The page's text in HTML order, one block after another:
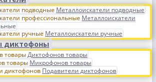
Металлоискатели подводные
Металлоискатели
Металлоискатели ручные
диктофоны
Диктофонов товары
Микрофонов товары
Подавители диктофонов